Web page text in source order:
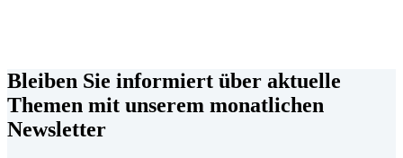
Bleiben Sie informiert über aktuelle
Themen mit unserem monatlichen
Newsletter